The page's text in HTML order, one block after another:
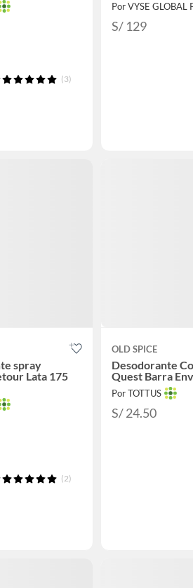
(3)
Por VYSE GLOBAL
S/ 129
spray
Lata 175
(2)
OLD SPICE
Desodorante
Quest Barra
Por TOTTUS
S/ 24.50